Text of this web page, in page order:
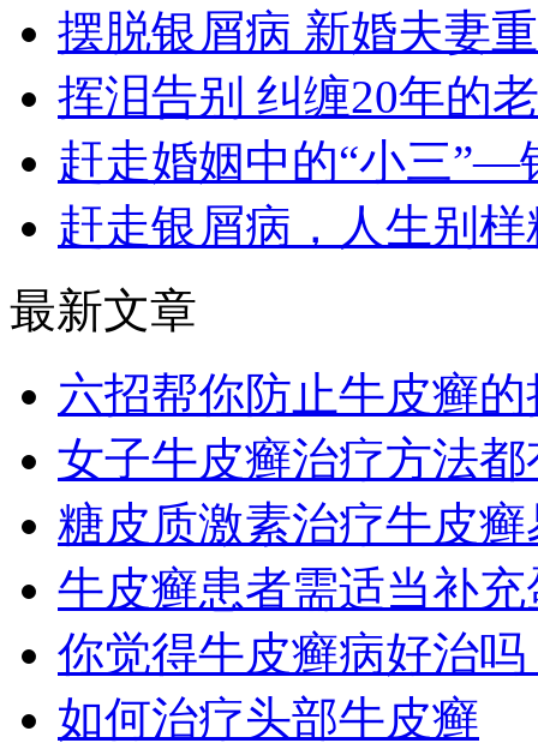
摆脱银屑病 新婚夫妻
挥泪告别 纠缠20年的
赶走婚姻中的“小三”—
赶走银屑病，人生别
最新文章
六招帮你防止牛皮癣
女子牛皮癣治疗方法
糖皮质激素治疗牛皮
牛皮癣患者需适当补
你觉得牛皮癣病好治
如何治疗头部牛皮癣